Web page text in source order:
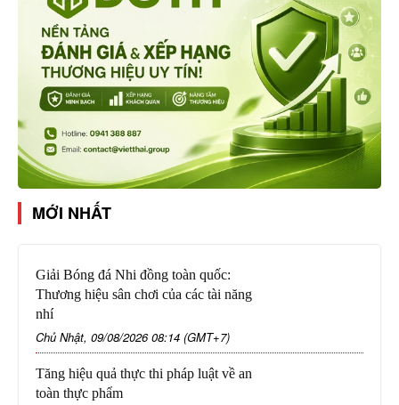
MỚI NHẤT
Giải Bóng đá Nhi đồng toàn quốc:
Thương hiệu sân chơi của các tài năng
nhí
Chủ Nhật, 09/08/2026 08:14 (GMT+7)
Tăng hiệu quả thực thi pháp luật về an
toàn thực phẩm